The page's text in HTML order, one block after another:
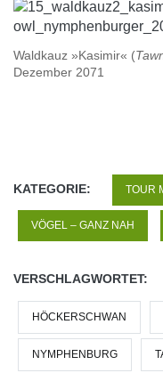
Waldkauz »Kasimir« (
Dezember 2071
KATEGORIE: TOUR
VÖGEL – GANZ NAH
VERSCHLAGWORTET:
HÖCKERSCHWAN
NYMPHENBURG